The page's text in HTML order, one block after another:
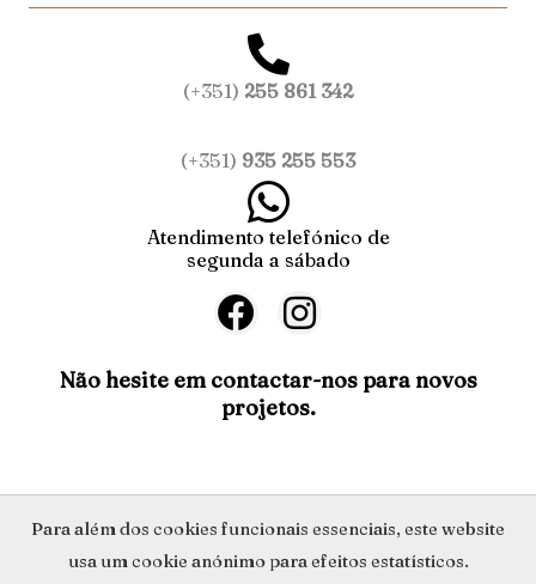
(+351) 255 861 342
(+351) 935 255 553
Atendimento telefónico de
segunda a sábado
F
a
c
e
o
o
k
I
n
s
t
g
r
a
Não hesite em contactar-nos para novos
projetos.
Política de Privacidade
Para além dos cookies funcionais essenciais, este website
usa um cookie anónimo para efeitos estatísticos.